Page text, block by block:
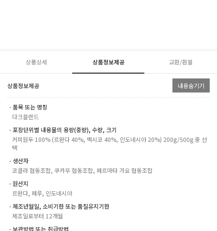
상품상세 상품정보제공 교환/환불
상품정보제공 내용숨기기
ㆍ품목 또는 명칭
다크블렌드
ㆍ포장단위별 내용물의 용량(중량), 수량, 크기
커피원두 100% (르완다 40%, 멕시코 40%, 인도네시아 20%) 200g/500g 중 선
택
ㆍ생산자
코클라 협동조합, 쿠카무 협동조합, 페르마타 가요 협동조합
ㆍ원산지
르완다, 페루, 인도네시아
ㆍ제조년월일, 소비기한 또는 품질유지기한
제조일로부터 12개월
ㆍ보관방법 또는 취급방법